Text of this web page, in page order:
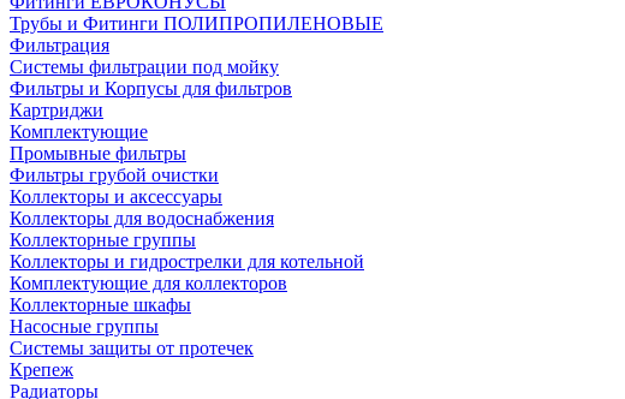
Трубы и Фитинги ПОЛИПРОПИЛЕНОВЫЕ
Фильтрация
Системы фильтрации под мойку
Фильтры и Корпусы для фильтров
Картриджи
Комплектующие
Промывные фильтры
Фильтры грубой очистки
Коллекторы и аксессуары
Коллекторы для водоснабжения
Коллекторные группы
Коллекторы и гидрострелки для котельной
Комплектующие для коллекторов
Коллекторные шкафы
Насосные группы
Системы защиты от протечек
Крепеж
Радиаторы